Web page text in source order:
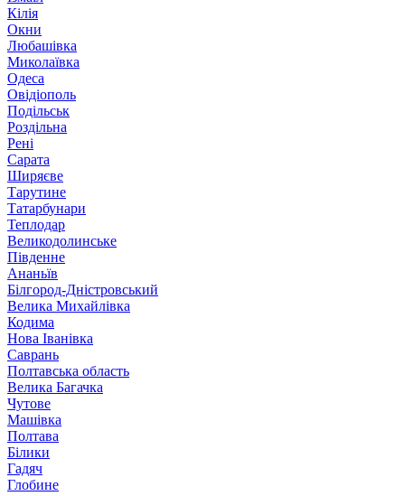
Кілія
Окни
Любашівка
Миколаївка
Одеса
Овідіополь
Подільськ
Роздільна
Рені
Сарата
Ширяєве
Тарутине
Татарбунари
Теплодар
Великодолинське
Південне
Ананьїв
Білгород-Дністровський
Велика Михайлівка
Кодима
Нова Іванівка
Саврань
Полтавська область
Велика Багачка
Чутове
Машівка
Полтава
Білики
Гадяч
Глобине